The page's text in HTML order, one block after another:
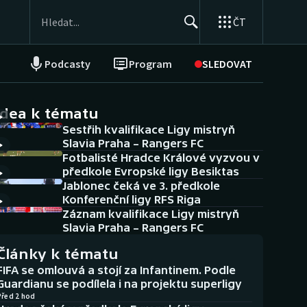
ČT
Podcasty Program SLEDOVAT
NEPŘEHLÉDNĚTE
Historické návraty
Aplikace ČT sport
AZ kvíz
k tématu
Sestřih kvalifikace Ligy mistryň
Slavia Praha – Rangers FC
Fotbalisté Hradce Králové vyzvou v
předkole Evropské ligy Besiktas
Jablonec čeká ve 3. předkole
Konferenční ligy RFS Riga
Záznam kvalifikace Ligy mistryň
Slavia Praha – Rangers FC
k tématu
se omlouvá a stojí za Infantinem. Podle
se podílela i na projektu superligy
2 hod